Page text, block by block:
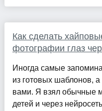
Как сделать
фотографии глаз
Иногда самые
из готовых шаблонов, а
вами. Я взял обычные
детей и через